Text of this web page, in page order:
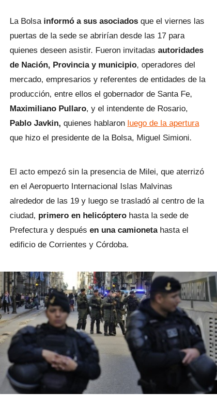
La Bolsa informó a sus asociados que el viernes las
puertas de la sede se abrirían desde las 17 para
quienes deseen asistir. Fueron invitadas autoridades
de Nación, Provincia y municipio, operadores del
mercado, empresarios y referentes de entidades de la
producción, entre ellos el gobernador de Santa Fe,
Maximiliano Pullaro, y el intendente de Rosario,
Pablo Javkin, quienes hablaron luego de la apertura
que hizo el presidente de la Bolsa, Miguel Simioni.
El acto empezó sin la presencia de Milei, que aterrizó
en el Aeropuerto Internacional Islas Malvinas
alrededor de las 19 y luego se trasladó al centro de la
ciudad, primero en helicóptero hasta la sede de
Prefectura y después en una camionetahasta el
edificio de Corrientes y Córdoba.